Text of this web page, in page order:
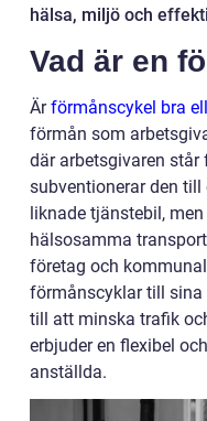
hälsa, miljö och
Vad är en
Ärförmånscykel bra
förmån som
där arbetsgivaren står
subventionerar den
liknade tjänstebil,
hälsosamma
företag och
förmånscyklar till sina
till att minska trafik
erbjuder en flexibel
anställda.